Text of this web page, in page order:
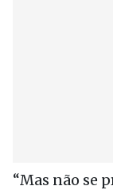
“Mas não se